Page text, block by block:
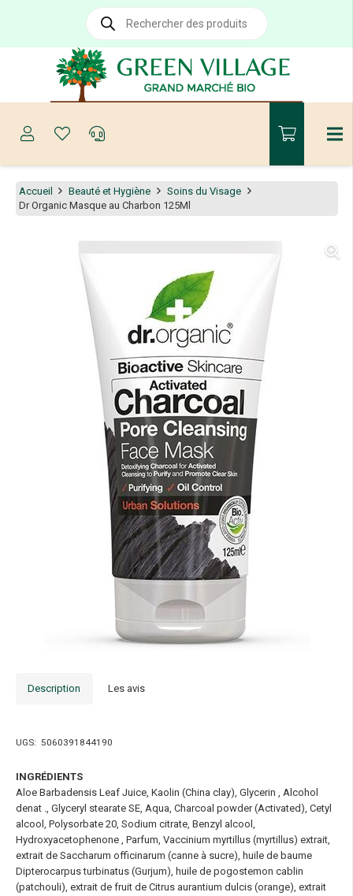
Recherche
produits
Accueil Beauté et Hygiène
Soins du Visage
Dr Organic Masque au Charbon 125Ml
Description Les avis
UGS: 5060391844190
INGRÉDIENTS
Aloe Barbadensis Leaf Juice, Kaolin (China clay), Glycerin , Alcohol
denat ., Glyceryl stearate SE, Aqua, Charcoal powder (Activated), Cetyl
alcool, Polysorbate 20, Sodium citrate, Benzyl alcool,
Hydroxyacetophenone , Parfum, Vaccinium myrtillus (myrtillus) extrait,
extrait de Saccharum officinarum (canne à sucre), huile de baume
Dipterocarpus turbinatus (Gurjum), huile de pogostemon cablin
(patchouli), extrait de fruit de Citrus aurantium dulcis (orange), extrait